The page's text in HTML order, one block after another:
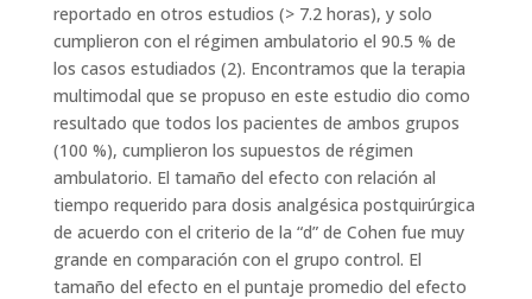
reportado en otros estudios (> 7.2 horas), y solo
cumplieron con el régimen ambulatorio el 90.5 % de
los casos estudiados (2). Encontramos que la terapia
multimodal que se propuso en este estudio dio como
resultado que todos los pacientes de ambos grupos
(100 %), cumplieron los supuestos de régimen
ambulatorio. El tamaño del efecto con relación al
tiempo requerido para dosis analgésica postquirúrgica
de acuerdo con el criterio de la “d” de Cohen fue muy
grande en comparación con el grupo control. El
tamaño del efecto en el puntaje promedio del efecto